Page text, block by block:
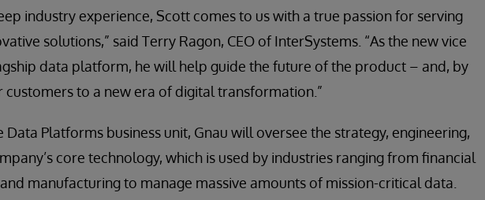
industry experience, Scott comes to us with a true passion for serving
solutions,” said Terry Ragon, CEO of InterSystems. “As the new vice
data platform, he will help guide the future of the product – and, by
customers to a new era of digital transformation.”
Platforms business unit, Gnau will oversee the strategy, engineering,
core technology, which is used by industries ranging from financial
manufacturing to manage massive amounts of mission-critical data.